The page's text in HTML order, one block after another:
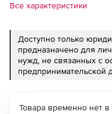
Все характеристики
Доступно только
предназначено для
нужд, не связанных с
предпринимательской
Товара временно нет